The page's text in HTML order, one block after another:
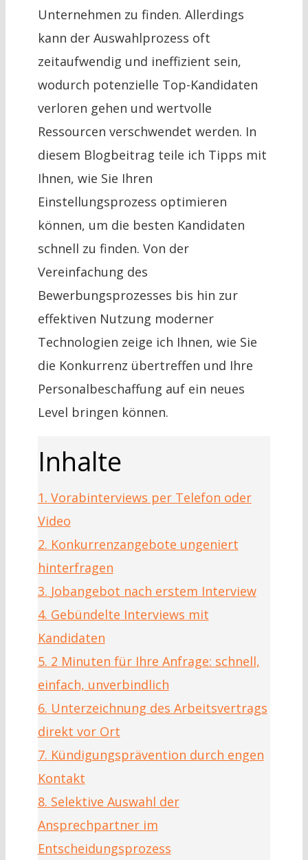
Unternehmen zu finden. Allerdings
kann der Auswahlprozess oft
zeitaufwendig und ineffizient sein,
wodurch potenzielle Top-Kandidaten
verloren gehen und wertvolle
Ressourcen verschwendet werden. In
diesem Blogbeitrag teile ich Tipps mit
Ihnen, wie Sie Ihren
Einstellungsprozess optimieren
können, um die besten Kandidaten
schnell zu finden. Von der
Vereinfachung des
Bewerbungsprozesses bis hin zur
effektiven Nutzung moderner
Technologien zeige ich Ihnen, wie Sie
die Konkurrenz übertreffen und Ihre
Personalbeschaffung auf ein neues
Level bringen können.
Inhalte
1. Vorabinterviews per Telefon oder
Video
2. Konkurrenzangebote ungeniert
hinterfragen
3. Jobangebot nach erstem Interview
4. Gebündelte Interviews mit
Kandidaten
5. 2 Minuten für Ihre Anfrage: schnell,
einfach, unverbindlich
6. Unterzeichnung des Arbeitsvertrags
direkt vor Ort
7. Kündigungsprävention durch engen
Kontakt
8. Selektive Auswahl der
Ansprechpartner im
Entscheidungsprozess